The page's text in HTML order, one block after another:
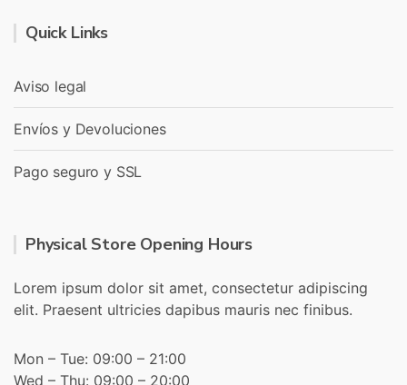
Quick Links
Aviso legal
Envíos y Devoluciones
Pago seguro y SSL
Physical Store Opening Hours
Lorem ipsum dolor sit amet, consectetur adipiscing
elit. Praesent ultricies dapibus mauris nec finibus.
Mon – Tue: 09:00 – 21:00
Wed – Thu: 09:00 – 20:00